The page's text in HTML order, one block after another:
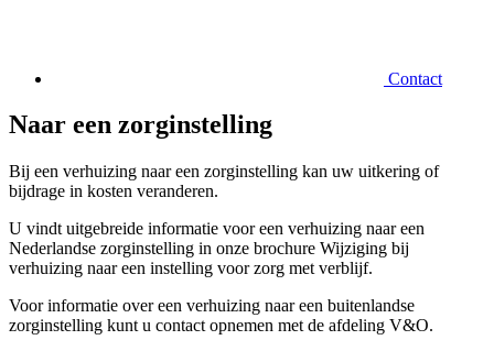
Contact
Naar een zorginstelling
Bij een verhuizing naar een zorginstelling kan uw uitkering of
bijdrage in kosten veranderen.
U vindt uitgebreide informatie voor een verhuizing naar een
Nederlandse zorginstelling in onze brochure Wijziging bij
verhuizing naar een instelling voor zorg met verblijf.
Voor informatie over een verhuizing naar een buitenlandse
zorginstelling kunt u contact opnemen met de afdeling V&O.